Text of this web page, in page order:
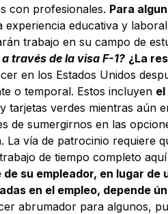
con profesionales. Para
experiencia educativa y
trabajo en su campo de
través de la visa F-1? ¿La
en los Estados Unidos
o temporal. Estos incluyen el
verdes mientras
de sumergirnos en las
vía de patrocinio requiere
de tiempo completo aquí
su empleador, en lugar de
en el empleo, depende
abrumador para algunos,